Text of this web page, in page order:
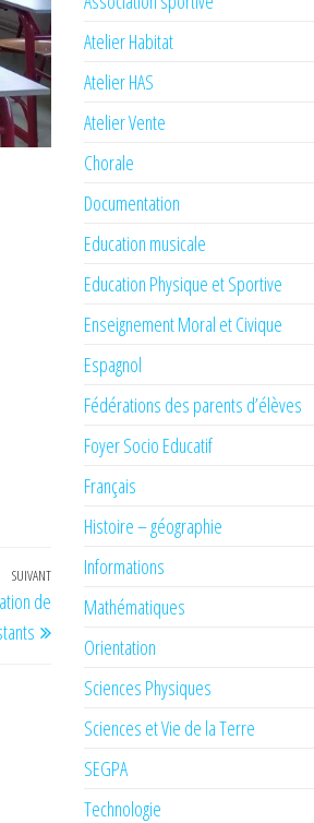
Article
suivant
SUIVANT
de
Atelier Habitat
Atelier HAS
Atelier Vente
Chorale
Documentation
Education musicale
Education Physique et Sportive
Enseignement Moral et Civique
Espagnol
Fédérations des parents d’élèves
Foyer Socio Educatif
Français
Histoire – géographie
Informations
Mathématiques
Orientation
Sciences Physiques
Sciences et Vie de la Terre
SEGPA
Technologie